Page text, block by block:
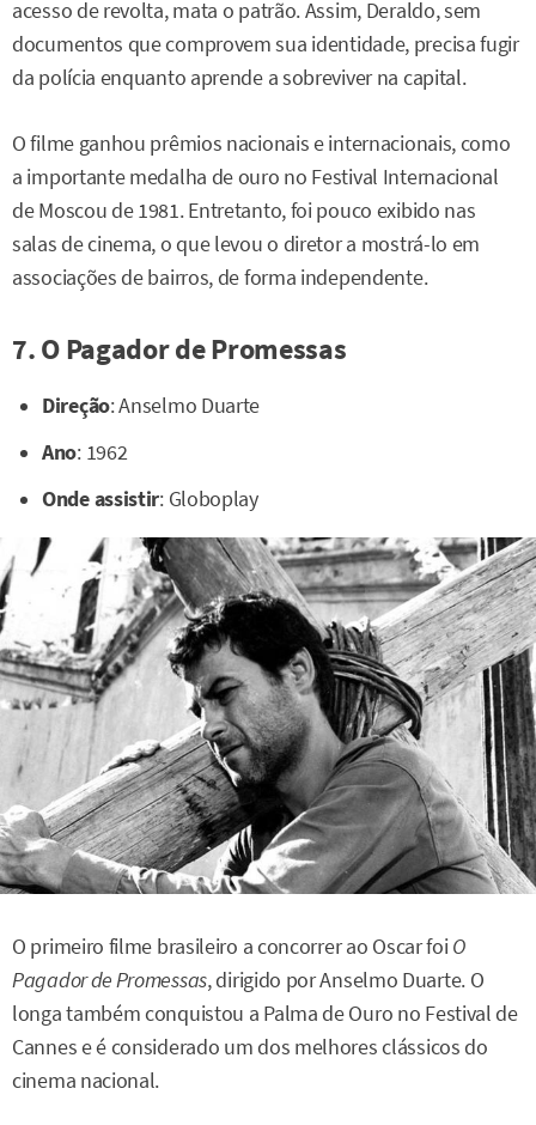
acesso de revolta, mata o patrão. Assim, Deraldo, sem
documentos que comprovem sua identidade, precisa fugir
da polícia enquanto aprende a sobreviver na capital.
O filme ganhou prêmios nacionais e internacionais, como
a importante medalha de ouro no Festival Internacional
de Moscou de 1981. Entretanto, foi pouco exibido nas
salas de cinema, o que levou o diretor a mostrá-lo em
associações de bairros, de forma independente.
7. O Pagador de Promessas
Direção: Anselmo Duarte
Ano: 1962
Onde assistir: Globoplay
O primeiro filme brasileiro a concorrer ao Oscar foi O
Pagador de Promessas, dirigido por Anselmo Duarte. O
longa também conquistou a Palma de Ouro no Festival de
Cannes e é considerado um dos melhores clássicos do
cinema nacional.